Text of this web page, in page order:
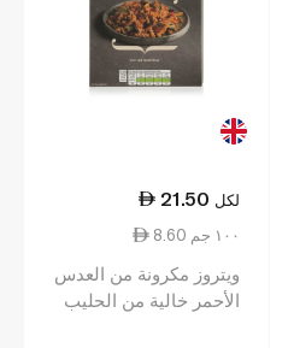
21.50 لكل
8.60 ١٠٠ جم
ويتروز مكرونة من العدس
الأحمر خالية من الحليب